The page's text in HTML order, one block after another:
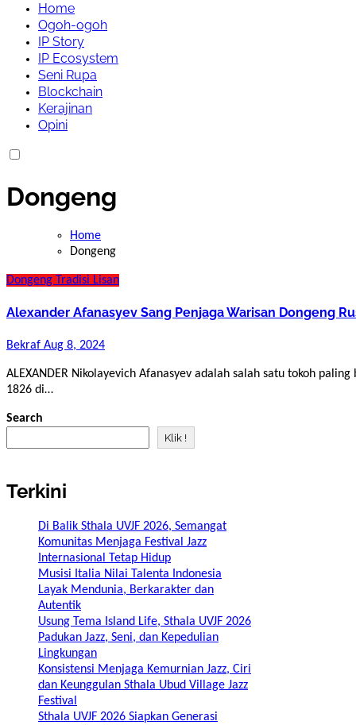
Home
Ogoh-ogoh
IP Story
IP Ecosystem
Seni Rupa
Blockchain
Kerajinan
Opini
Dongeng
Home
Dongeng
Dongeng Tradisi Lisan
Alexander Afanasyev Sang Penjaga Warisan Dongeng
Bekraf Aug 8, 2024
ALEXANDER Nikolayevich Afanasyev adalah salah satu tokoh paling berpengaruh dalam dunia folklore Rusia. Lahir pada tahun
1826 di…
Search
Klik !
Terkini
Di Balik Sthala UVJF 2026, Semangat
Komunitas Menjaga Festival Jazz
Internasional Tetap Hidup
Musisi Italia Nilai Talenta Indonesia
Layak Mendunia, Berkarakter dan
Autentik
Usung Tema Island Life, Sthala UVJF 2026
Padukan Jazz, Seni, dan Kepedulian
Lingkungan
Konsistensi Menjaga Kemurnian Jazz, Ciri
dan Keunggulan Sthala Ubud Village Jazz
Festival
Sthala UVJF 2026 Siapkan Generasi